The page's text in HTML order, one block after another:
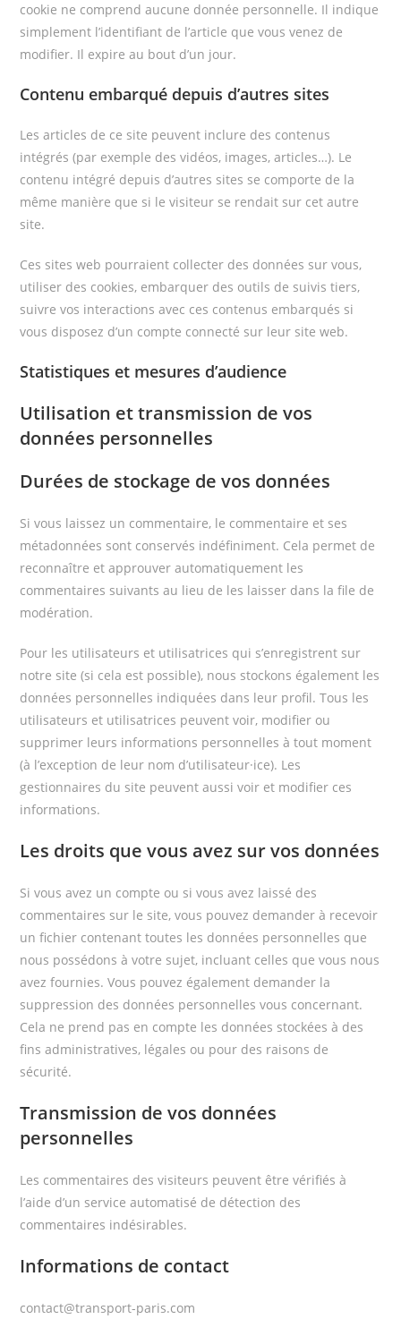
cookie ne comprend aucune donnée personnelle. Il indique
simplement l’identifiant de l’article que vous venez de
modifier. Il expire au bout d’un jour.
Contenu embarqué depuis d’autres sites
Les articles de ce site peuvent inclure des contenus
intégrés (par exemple des vidéos, images, articles…). Le
contenu intégré depuis d’autres sites se comporte de la
même manière que si le visiteur se rendait sur cet autre
site.
Ces sites web pourraient collecter des données sur vous,
utiliser des cookies, embarquer des outils de suivis tiers,
suivre vos interactions avec ces contenus embarqués si
vous disposez d’un compte connecté sur leur site web.
Statistiques et mesures d’audience
Utilisation et transmission de vos
données personnelles
Durées de stockage de vos données
Si vous laissez un commentaire, le commentaire et ses
métadonnées sont conservés indéfiniment. Cela permet de
reconnaître et approuver automatiquement les
commentaires suivants au lieu de les laisser dans la file de
modération.
Pour les utilisateurs et utilisatrices qui s’enregistrent sur
notre site (si cela est possible), nous stockons également les
données personnelles indiquées dans leur profil. Tous les
utilisateurs et utilisatrices peuvent voir, modifier ou
supprimer leurs informations personnelles à tout moment
(à l’exception de leur nom d’utilisateur·ice). Les
gestionnaires du site peuvent aussi voir et modifier ces
informations.
Les droits que vous avez sur vos données
Si vous avez un compte ou si vous avez laissé des
commentaires sur le site, vous pouvez demander à recevoir
un fichier contenant toutes les données personnelles que
nous possédons à votre sujet, incluant celles que vous nous
avez fournies. Vous pouvez également demander la
suppression des données personnelles vous concernant.
Cela ne prend pas en compte les données stockées à des
fins administratives, légales ou pour des raisons de
sécurité.
Transmission de vos données
personnelles
Les commentaires des visiteurs peuvent être vérifiés à
l’aide d’un service automatisé de détection des
commentaires indésirables.
Informations de contact
contact@transport-paris.com